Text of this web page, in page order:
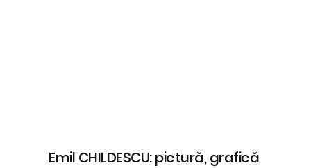
Emil CHILDESCU: pictură, grafică